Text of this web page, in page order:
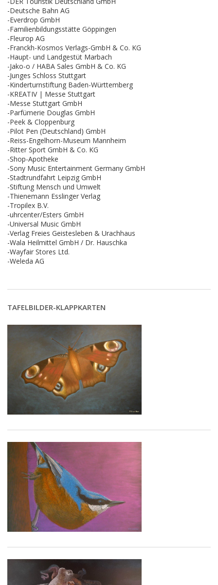
-Deutsche Bahn AG
-Everdrop GmbH
-Familienbildungsstätte Göppingen
-Fleurop AG
-Franckh-Kosmos Verlags-GmbH & Co. KG
-Haupt- und Landgestüt Marbach
-Jako-o / HABA Sales GmbH & Co. KG
-Junges Schloss Stuttgart
-Kinderturnstiftung Baden-Württemberg
-KREATIV | Messe Stuttgart
-Messe Stuttgart GmbH
-Parfümerie Douglas GmbH
-Peek & Cloppenburg
-Pilot Pen (Deutschland) GmbH
-Reiss-Engelhorn-Museum Mannheim
-Ritter Sport GmbH & Co. KG
-Shop-Apotheke
-Sony Music Entertainment Germany GmbH
-Stadtrundfahrt Leipzig GmbH
-Stiftung Mensch und Umwelt
-Thienemann Esslinger Verlag
-Tropilex B.V.
-uhrcenter/Esters GmbH
-Universal Music GmbH
-Verlag Freies Geistesleben & Urachhaus
-Wala Heilmittel GmbH / Dr. Hauschka
-Wayfair Stores Ltd.
-Weleda AG
TAFELBILDER-KLAPPKARTEN